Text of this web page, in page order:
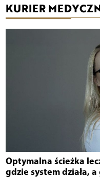
KURIER
Optymalna ścieżka
gdzie system działa,